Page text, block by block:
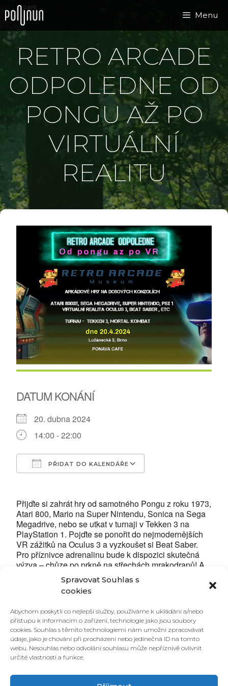
Spravovat Souhlas s
cookies
Abychom poskytli co nejlepší služby, používáme k ukládání a/nebo
přístupu k informacím o zařízení, technologie jako jsou soubory
cookies. Souhlas s těmito technologiemi nám umožní zpracovávat
údaje, jako je chování při procházení nebo jedinečná ID na tomto
webu. Nesouhlas nebo odvolání souhlasu může nepříznivě ovlivnit
určité vlastnosti a funkce.
Přeskočit
na
obsah
Menu
RETRO ARCADE
ODPOLEDNE OD
PONGU AŽ PO
VIRTUÁLNÍ
REALITU
DATUM KONÁNÍ
20. dubna 2024
14:00 - 22:00
PŘIDAT DO KALENDÁŘE
Přijďte si zahrát hry od samotného Pongu z roku 1973,
Atari 800, Mario na Super Nintendu, Sonica na Sega
Megadrive, nebo se utkat v turnaji v Tekken 3 na
PlayStation 1. Pojďte se ponořit do nejmodernějších
VR zážitků na Oculus 3 a vyzkoušet si Beat Saber.
Pro příznivce adrenalinu bude k dispozici skutečná
výzva – chůze po prkně na střechách mrakodrapů! A
pro ty, kdo hledají ještě větší vzrušení, jsme připravili
Virtualní Box, kde se utkáte se svým reálným
soupeřem v roli Aolpha Lungrena a Rockyho Balboa.
Připravte se na napínavé souboje a nezapomenutelné
zážitky, které vás vtáhnou do světa plného vzrušení a
adrenalinu!
—————————————————-
Jednorázové vstupné 300,-, zážitky k nezaplacení !!!
14